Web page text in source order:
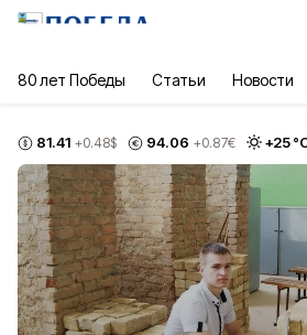
80 лет Победы Статьи Новости
81.41 +0.48$ 94.06 +0.87€ +25